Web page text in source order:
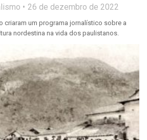
26 de dezembro de 2022
criaram um programa jornalístico sobre a
nordestina na vida dos paulistanos.